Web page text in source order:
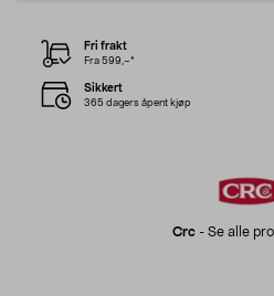
Crc- Se alle
Fri frakt
Fra 599,–*
Sikkert
365 dagers åpent kjøp